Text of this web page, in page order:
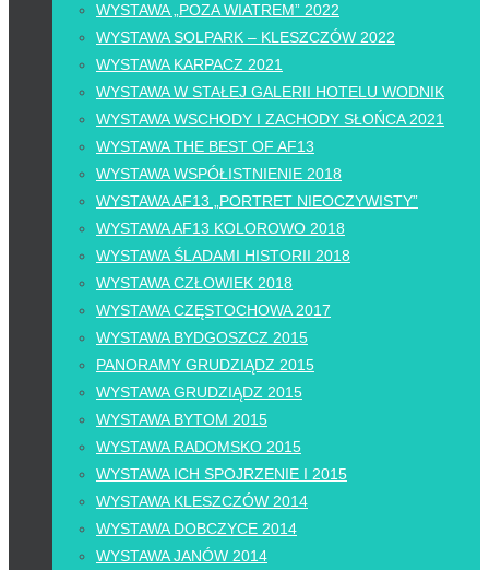
WYSTAWA „POZA WIATREM” 2022
WYSTAWA SOLPARK – KLESZCZÓW 2022
WYSTAWA KARPACZ 2021
WYSTAWA W STAŁEJ GALERII HOTELU WODNIK
WYSTAWA WSCHODY I ZACHODY SŁOŃCA 2021
WYSTAWA THE BEST OF AF13
WYSTAWA WSPÓŁISTNIENIE 2018
WYSTAWA AF13 „PORTRET NIEOCZYWISTY”
WYSTAWA AF13 KOLOROWO 2018
WYSTAWA ŚLADAMI HISTORII 2018
WYSTAWA CZŁOWIEK 2018
WYSTAWA CZĘSTOCHOWA 2017
WYSTAWA BYDGOSZCZ 2015
PANORAMY GRUDZIĄDZ 2015
WYSTAWA GRUDZIĄDZ 2015
WYSTAWA BYTOM 2015
WYSTAWA RADOMSKO 2015
WYSTAWA ICH SPOJRZENIE I 2015
WYSTAWA KLESZCZÓW 2014
WYSTAWA DOBCZYCE 2014
WYSTAWA JANÓW 2014